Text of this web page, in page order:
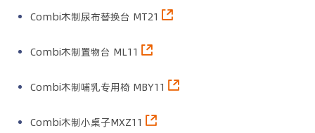
Combi木制尿布替换台 MT21
Combi木制置物台 ML11
Combi木制哺乳专用椅 MBY11
Combi木制小桌子MXZ11